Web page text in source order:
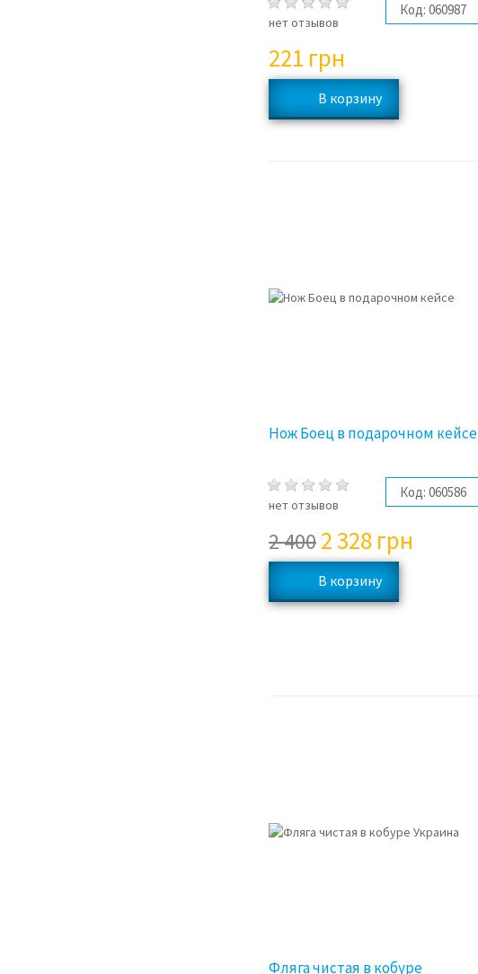
нет отзывов
Код: 060987
221 грн
Нож Боец в подарочном кейсе
нет отзывов
Код: 060586
2 4002 328 грн
Фляга чистая в кобуре